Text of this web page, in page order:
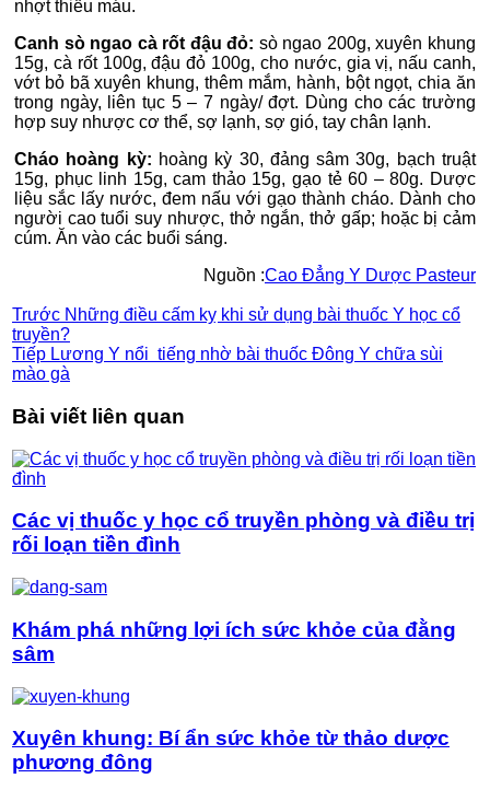
nhợt thiếu máu.
Canh sò ngao cà rốt đậu đỏ: sò ngao 200g, xuyên khung
15g, cà rốt 100g, đậu đỏ 100g, cho nước, gia vị, nấu canh,
vớt bỏ bã xuyên khung, thêm mắm, hành, bột ngọt, chia ăn
trong ngày, liên tục 5 – 7 ngày/ đợt. Dùng cho các trường
hợp suy nhược cơ thể, sợ lạnh, sợ gió, tay chân lạnh.
Cháo hoàng kỳ: hoàng kỳ 30, đảng sâm 30g, bạch truật
15g, phục linh 15g, cam thảo 15g, gạo tẻ 60 – 80g. Dược
liệu sắc lấy nước, đem nấu với gạo thành cháo. Dành cho
người cao tuổi suy nhược, thở ngắn, thở gấp; hoặc bị cảm
cúm. Ăn vào các buổi sáng.
Nguồn :Cao Đẳng Y Dược Pasteur
Trước Những điều cấm kỵ khi sử dụng bài thuốc Y học cổ
truyền?
Tiếp Lương Y nổi tiếng nhờ bài thuốc Đông Y chữa sùi
mào gà
Bài viết liên quan
Các vị thuốc y học cổ truyền phòng và điều trị
rối loạn tiền đình
Khám phá những lợi ích sức khỏe của đằng
sâm
Xuyên khung: Bí ẩn sức khỏe từ thảo dược
phương đông